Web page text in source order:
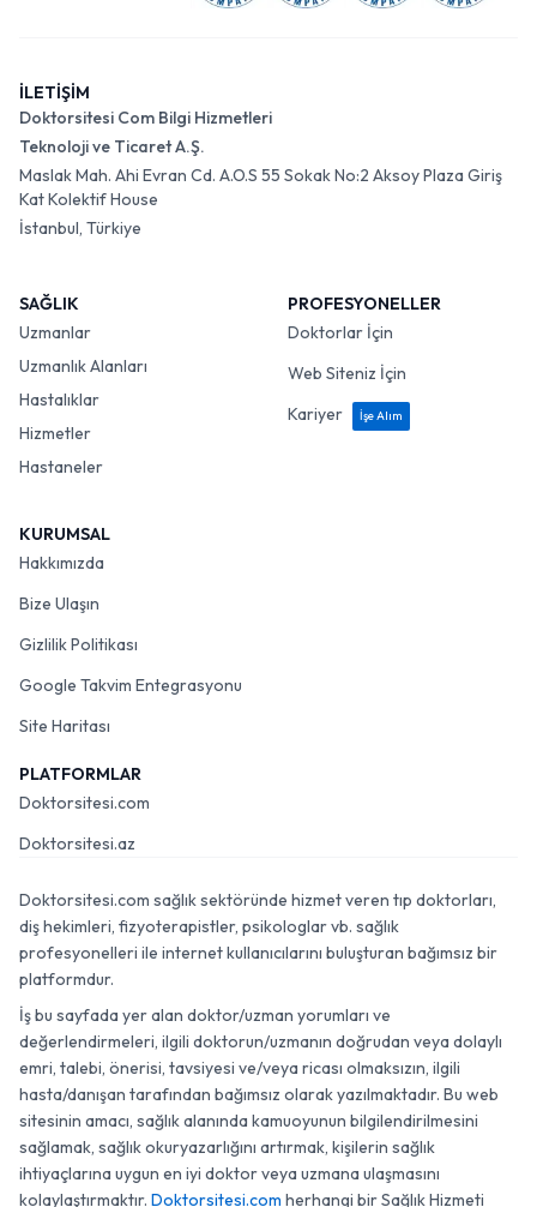
İLETİŞİM
Doktorsitesi Com Bilgi Hizmetleri
Teknoloji ve Ticaret A.Ş.
Maslak Mah. Ahi Evran Cd. A.O.S 55 Sokak No:2 Aksoy Plaza Giriş
Kat Kolektif House
İstanbul, Türkiye
SAĞLIK
Uzmanlar
Uzmanlık Alanları
Hastalıklar
Hizmetler
Hastaneler
PROFESYONELLER
Doktorlar İçin
Web Siteniz İçin
Kariyer
İşe Alım
KURUMSAL
Hakkımızda
Bize Ulaşın
Gizlilik Politikası
Google Takvim Entegrasyonu
Site Haritası
PLATFORMLAR
Doktorsitesi.com
Doktorsitesi.az
Doktorsitesi.com sağlık sektöründe hizmet veren tıp doktorları,
diş hekimleri, fizyoterapistler, psikologlar vb. sağlık
profesyonelleri ile internet kullanıcılarını buluşturan bağımsız bir
platformdur.
İş bu sayfada yer alan doktor/uzman yorumları ve
değerlendirmeleri, ilgili doktorun/uzmanın doğrudan veya dolaylı
emri, talebi, önerisi, tavsiyesi ve/veya ricası olmaksızın, ilgili
hasta/danışan tarafından bağımsız olarak yazılmaktadır. Bu web
sitesinin amacı, sağlık alanında kamuoyunun bilgilendirilmesini
sağlamak, sağlık okuryazarlığını artırmak, kişilerin sağlık
ihtiyaçlarına uygun en iyi doktor veya uzmana ulaşmasını
kolaylaştırmaktır. Doktorsitesi.com herhangi bir Sağlık Hizmeti